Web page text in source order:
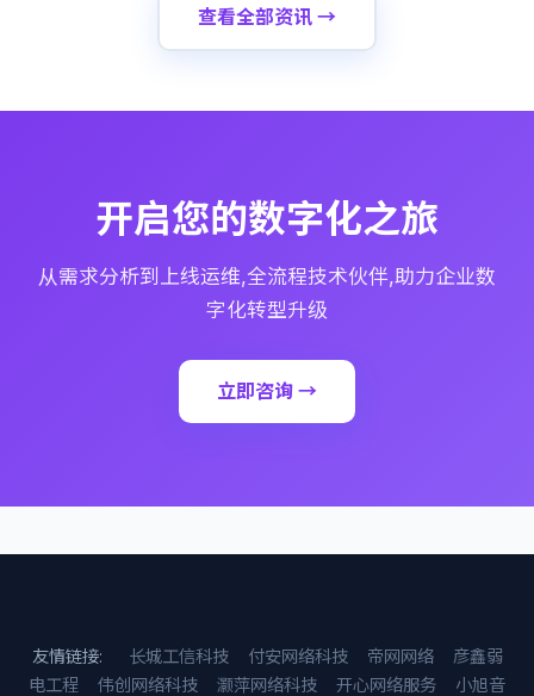
查看全部资讯 →
开启您的数字化之旅
从需求分析到上线运维,全流程技术伙伴,助力企业数
字化转型升级
立即咨询 →
友情链接: 长城工信科技 付安网络科技 帝网网络
彦鑫弱
电工程
伟创网络科技 灏萍网络科技 开心网络服务
小旭音